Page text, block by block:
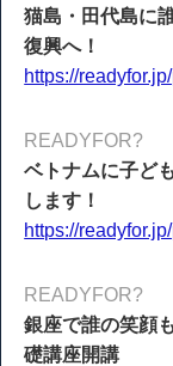
猫島・田代島に
復興へ！
https://
READYFOR?
ベトナムに子ど
します！
https://
READYFOR?
銀座で誰の笑顔
礎講座開講